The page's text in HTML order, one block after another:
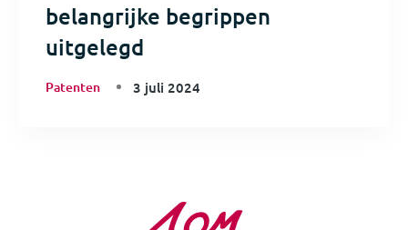
belangrijke begrippen
uitgelegd
Patenten 3 juli 2024